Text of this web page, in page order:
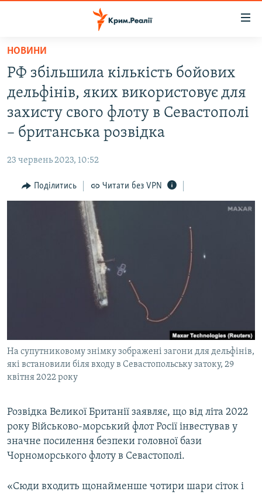
Перейти
основного
матеріалу
до
основної
Перейти
пошуку
НОВИНИ
ВОДА.КРИМ
ВІДЕО ТА ФОТО
ПОЛІТИКА
ПОГЛЯД
ІНТЕРВ'Ю
ВІДЕОУРОКИ «ELIFBE»
ЯК ОБІЙТИ БЛОКУВАННЯ
НОВИНИ
РФ збільшила кількість бойових
дельфінів, яких використовує для
захисту свого флоту в Севастополі
– британська розвідка
23 червень 2023, 10:52
Поділитись Читати без VPN
На супутниковому знімку зображені загони для дельфінів,
які встановили біля входу в Севастопольську затоку, 29
квітня 2022 року
Розвідка Великої Британії заявляє, що від літа 2022
року Військово-морський флот Росії інвестував у
значне посилення безпеки головної бази
Чорноморського флоту в Севастополі.
«Сюди входить щонайменше чотири шари сіток і